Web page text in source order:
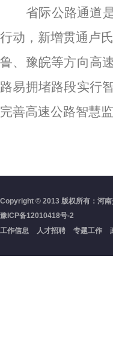
省际公路通道
行动，新增贯通卢
鲁、豫皖等方向高
路易拥堵路段实行
完善高速公路智慧
Copyright © 2013 版权所有：河南
豫ICP备12010418号-2
工作信息
人才招聘 专题工作